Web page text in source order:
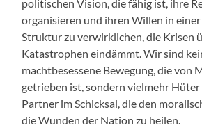
politischen Vision, die fähig ist, ihre
organisieren und ihren Willen in
Struktur zu verwirklichen, die Krisen
Katastrophen eindämmt. Wir sind
machtbesessene Bewegung, die von
getrieben ist, sondern vielmehr
Partner im Schicksal, die den
die Wunden der Nation zu heilen.